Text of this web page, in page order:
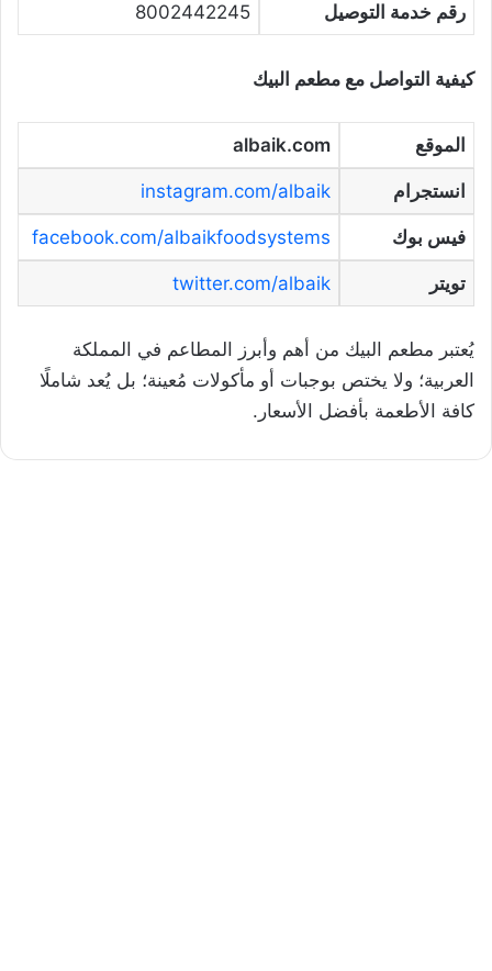
رقم خدمة التوصيل 8002442245
كيفية التواصل مع مطعم البيك
الموقع albaik.com
انستجرام instagram.com/albaik
فيس بوك facebook.com/albaikfoodsystems
تويتر twitter.com/albaik
يُعتبر مطعم البيك من أهم وأبرز المطاعم في المملكة
العربية؛ ولا يختص بوجبات أو مأكولات مُعينة؛ بل يُعد شاملًا
كافة الأطعمة بأفضل الأسعار.